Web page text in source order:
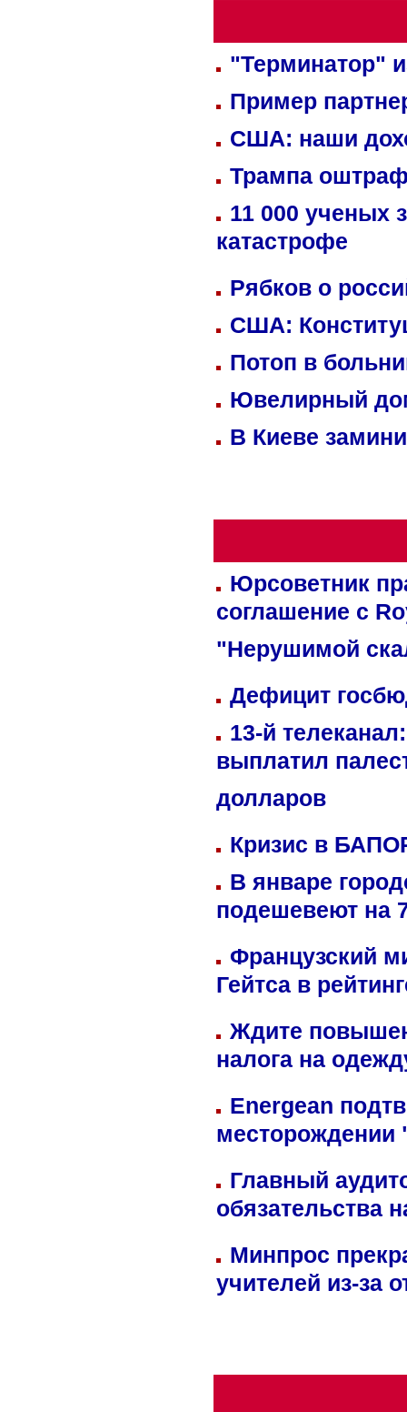
"Терминатор"
Пример
США: наши
Трампа
11 000 ученых
катастрофе
Рябков о
США:
Потоп в
Ювелирный
В Киеве
Юрсоветник
соглашение с
"Нерушимой
Дефицит
13-й
выплатил
долларов
Кризис в
В январе
подешевеют на
Французский
Гейтса в
Ждите
налога на
Energean
Главный
обязательства
Минпрос
учителей из-за